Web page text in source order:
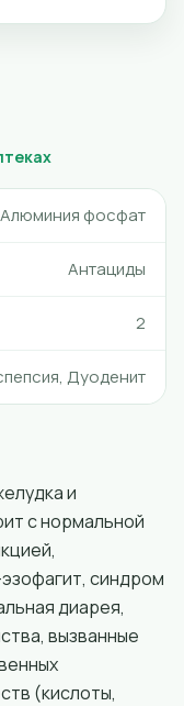
Алюминия фосфат
Антациды
2
Дуоденит
и
с нормальной
синдром
диарея,
вызванные
(кислоты,